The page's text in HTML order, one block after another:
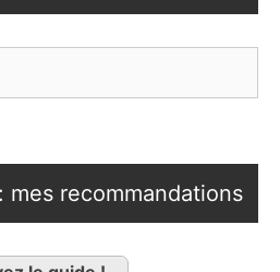
mes recommandations